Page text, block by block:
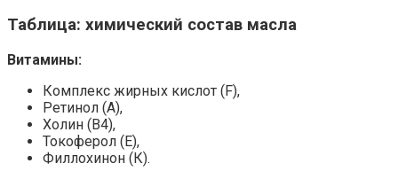
Таблица: химический состав масла
Витамины:
Комплекс жирных кислот (F),
Ретинол (А),
Холин (B4),
Токоферол (E),
Филлохинон (К).